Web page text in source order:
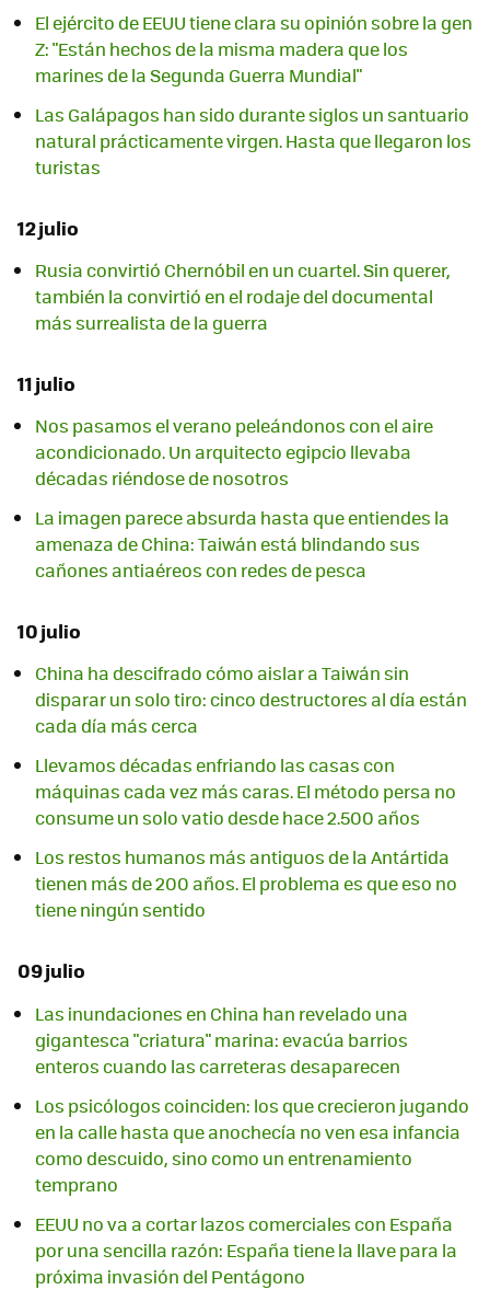
El ejército de EEUU tiene clara su opinión sobre la gen
Z: "Están hechos de la misma madera que los
marines de la Segunda Guerra Mundial"
Las Galápagos han sido durante siglos un santuario
natural prácticamente virgen. Hasta que llegaron los
turistas
12 julio
Rusia convirtió Chernóbil en un cuartel. Sin querer,
también la convirtió en el rodaje del documental
más surrealista de la guerra
11 julio
Nos pasamos el verano peleándonos con el aire
acondicionado. Un arquitecto egipcio llevaba
décadas riéndose de nosotros
La imagen parece absurda hasta que entiendes la
amenaza de China: Taiwán está blindando sus
cañones antiaéreos con redes de pesca
10 julio
China ha descifrado cómo aislar a Taiwán sin
disparar un solo tiro: cinco destructores al día están
cada día más cerca
Llevamos décadas enfriando las casas con
máquinas cada vez más caras. El método persa no
consume un solo vatio desde hace 2.500 años
Los restos humanos más antiguos de la Antártida
tienen más de 200 años. El problema es que eso no
tiene ningún sentido
09 julio
Las inundaciones en China han revelado una
gigantesca "criatura" marina: evacúa barrios
enteros cuando las carreteras desaparecen
Los psicólogos coinciden: los que crecieron jugando
en la calle hasta que anochecía no ven esa infancia
como descuido, sino como un entrenamiento
temprano
EEUU no va a cortar lazos comerciales con España
por una sencilla razón: España tiene la llave para la
próxima invasión del Pentágono